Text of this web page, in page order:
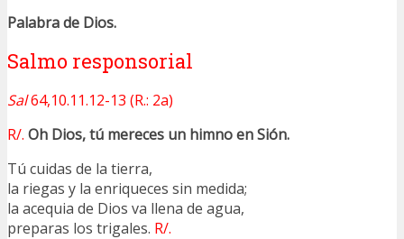
Palabra de Dios.
Salmo responsorial
Sal64,10.11.12-13 (R.: 2a)
R/. Oh Dios, tú mereces un himno en Sión.
Tú cuidas de la tierra,
la riegas y la enriqueces sin medida;
la acequia de Dios va llena de agua,
preparas los trigales. R/.